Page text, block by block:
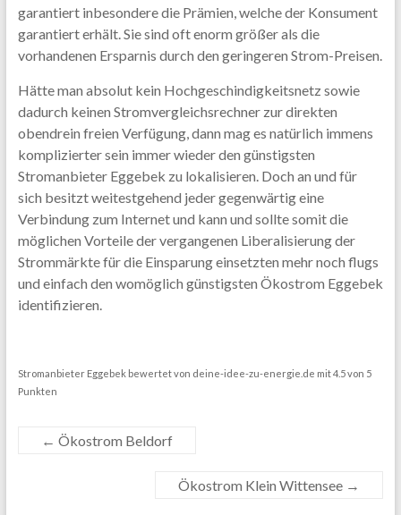
garantiert inbesondere die Prämien, welche der Konsument
garantiert erhält. Sie sind oft enorm größer als die
vorhandenen Ersparnis durch den geringeren Strom-Preisen.
Hätte man absolut kein Hochgeschindigkeitsnetz sowie
dadurch keinen Stromvergleichsrechner zur direkten
obendrein freien Verfügung, dann mag es natürlich immens
komplizierter sein immer wieder den günstigsten
Stromanbieter Eggebek zu lokalisieren. Doch an und für
sich besitzt weitestgehend jeder gegenwärtig eine
Verbindung zum Internet und kann und sollte somit die
möglichen Vorteile der vergangenen Liberalisierung der
Strommärkte für die Einsparung einsetzten mehr noch flugs
und einfach den womöglich günstigsten Ökostrom Eggebek
identifizieren.
Stromanbieter Eggebek bewertet von deine-idee-zu-energie.de mit4.5von 5
Punkten
← Ökostrom Beldorf
Ökostrom Klein Wittensee →